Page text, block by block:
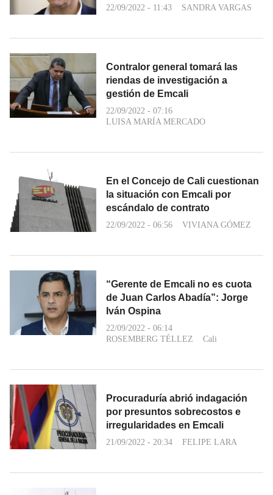
22/09/2022 - 11:43 SANDRA VARGAS
Contralor general tomará las
riendas de investigación a
gestión de Emcali
22/09/2022 - 07:16
LUISA MARÍA MERCADO
En el Concejo de Cali cuestionan
la situación con Emcali por
escándalo de contrato
22/09/2022 - 06:56 VIVIANA GÓMEZ
“Gerente de Emcali no es cuota
de Juan Carlos Abadía”: Jorge
Iván Ospina
22/09/2022 - 06:14
ROSEMBERG TÉLLEZ
Cali
Procuraduría abrió indagación
por presuntos sobrecostos e
irregularidades en Emcali
21/09/2022 - 20:34 FELIPE LARA